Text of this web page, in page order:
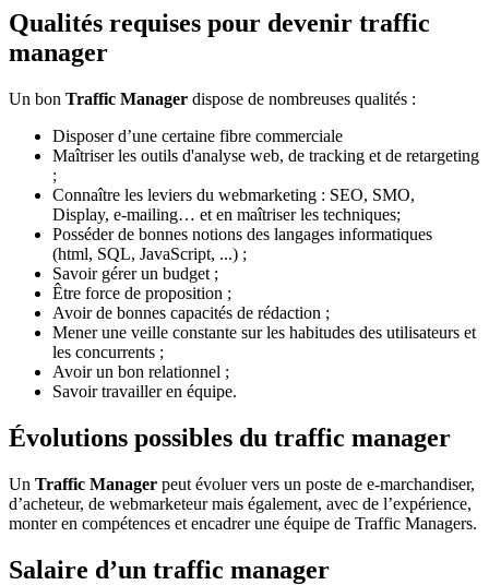
Qualités requises pour devenir traffic
manager
Un bon Traffic Manager dispose de nombreuses qualités :
Disposer d’une certaine fibre commerciale
Maîtriser les outils d'analyse web, de tracking et de retargeting
;
Connaître les leviers du webmarketing : SEO, SMO,
Display, e-mailing… et en maîtriser les techniques;
Posséder de bonnes notions des langages informatiques
(html, SQL, JavaScript, ...) ;
Savoir gérer un budget ;
Être force de proposition ;
Avoir de bonnes capacités de rédaction ;
Mener une veille constante sur les habitudes des utilisateurs et
les concurrents ;
Avoir un bon relationnel ;
Savoir travailler en équipe.
Évolutions possibles du traffic manager
Un Traffic Manager peut évoluer vers un poste de e-marchandiser,
d’acheteur, de webmarketeur mais également, avec de l’expérience,
monter en compétences et encadrer une équipe de Traffic Managers.
Salaire d’un traffic manager